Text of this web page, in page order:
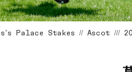
Palace Stakes // Ascot ///